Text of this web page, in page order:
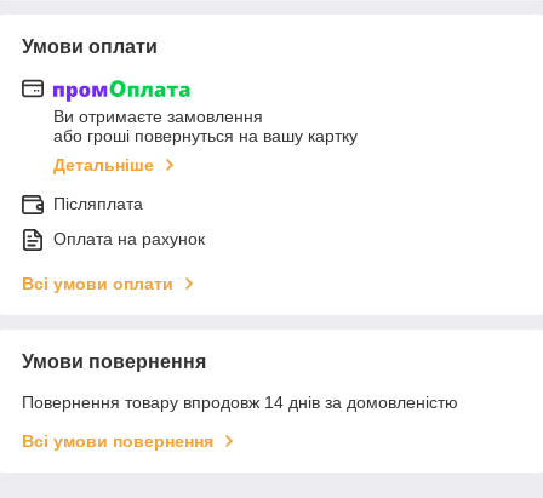
Умови оплати
Ви отримаєте замовлення
або гроші повернуться на вашу картку
Детальніше
Післяплата
Оплата на рахунок
Всі умови оплати
Умови повернення
Повернення товару впродовж 14 днів за домовленістю
Всі умови повернення